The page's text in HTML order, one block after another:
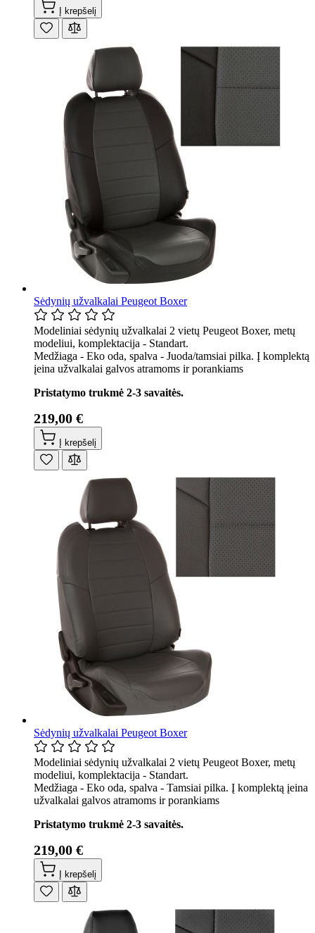
Į krepšelį
Sėdynių užvalkalai Peugeot Boxer
Modeliniai sėdynių užvalkalai 2 vietų Peugeot Boxer, metų
modeliui, komplektacija - Standart.
Medžiaga - Eko oda, spalva - Juoda/tamsiai pilka. Į komplektą
įeina užvalkalai galvos atramoms ir porankiams
Pristatymo trukmė 2-3 savaitės.
219,00 €
Į krepšelį
Sėdynių užvalkalai Peugeot Boxer
Modeliniai sėdynių užvalkalai 2 vietų Peugeot Boxer, metų
modeliui, komplektacija - Standart.
Medžiaga - Eko oda, spalva - Tamsiai pilka. Į komplektą įeina
užvalkalai galvos atramoms ir porankiams
Pristatymo trukmė 2-3 savaitės.
219,00 €
Į krepšelį